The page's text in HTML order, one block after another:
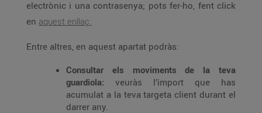
electrònic i una contrasenya; pots fer-ho, fent click
en aquest enllaç.
Entre altres, en aquest apartat podràs:
Consultar els moviments de la teva
guardiola: veuràs l’import que has
acumulat a la teva targeta client durant el
darrer any.